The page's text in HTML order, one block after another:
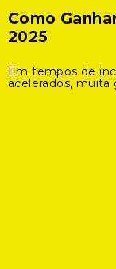
Como
2025
Em tempos de
acelerados,